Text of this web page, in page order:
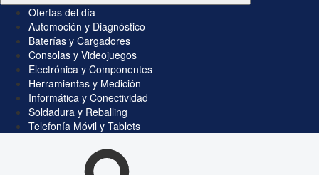
Ofertas del día
Automoción y Diagnóstico
Baterías y Cargadores
Consolas y Videojuegos
Electrónica y Componentes
Herramientas y Medición
Informática y Conectividad
Soldadura y Reballing
Telefonía Móvil y Tablets